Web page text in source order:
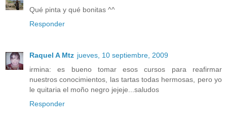
Qué pinta y qué bonitas ^^
Responder
Raquel A Mtz jueves, 10 septiembre, 2009
irmina: es bueno tomar esos cursos para reafirmar
nuestros conocimientos, las tartas todas hermosas, pero yo
le quitaria el moño negro jejeje...saludos
Responder